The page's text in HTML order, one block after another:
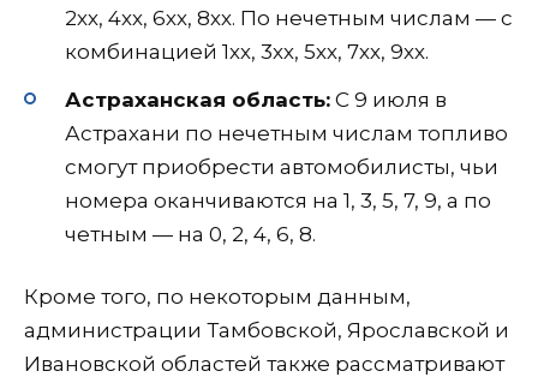
2хх, 4хх, 6хх, 8хх. По нечетным числам — с
комбинацией 1хх, 3хх, 5хх, 7хх, 9хх.
Астраханская область: С 9 июля в
Астрахани по нечетным числам топливо
смогут приобрести автомобилисты, чьи
номера оканчиваются на 1, 3, 5, 7, 9, а по
четным — на 0, 2, 4, 6, 8.
Кроме того, по некоторым данным,
администрации Тамбовской, Ярославской и
Ивановской областей также рассматривают